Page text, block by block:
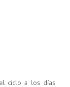
ciclo a los días